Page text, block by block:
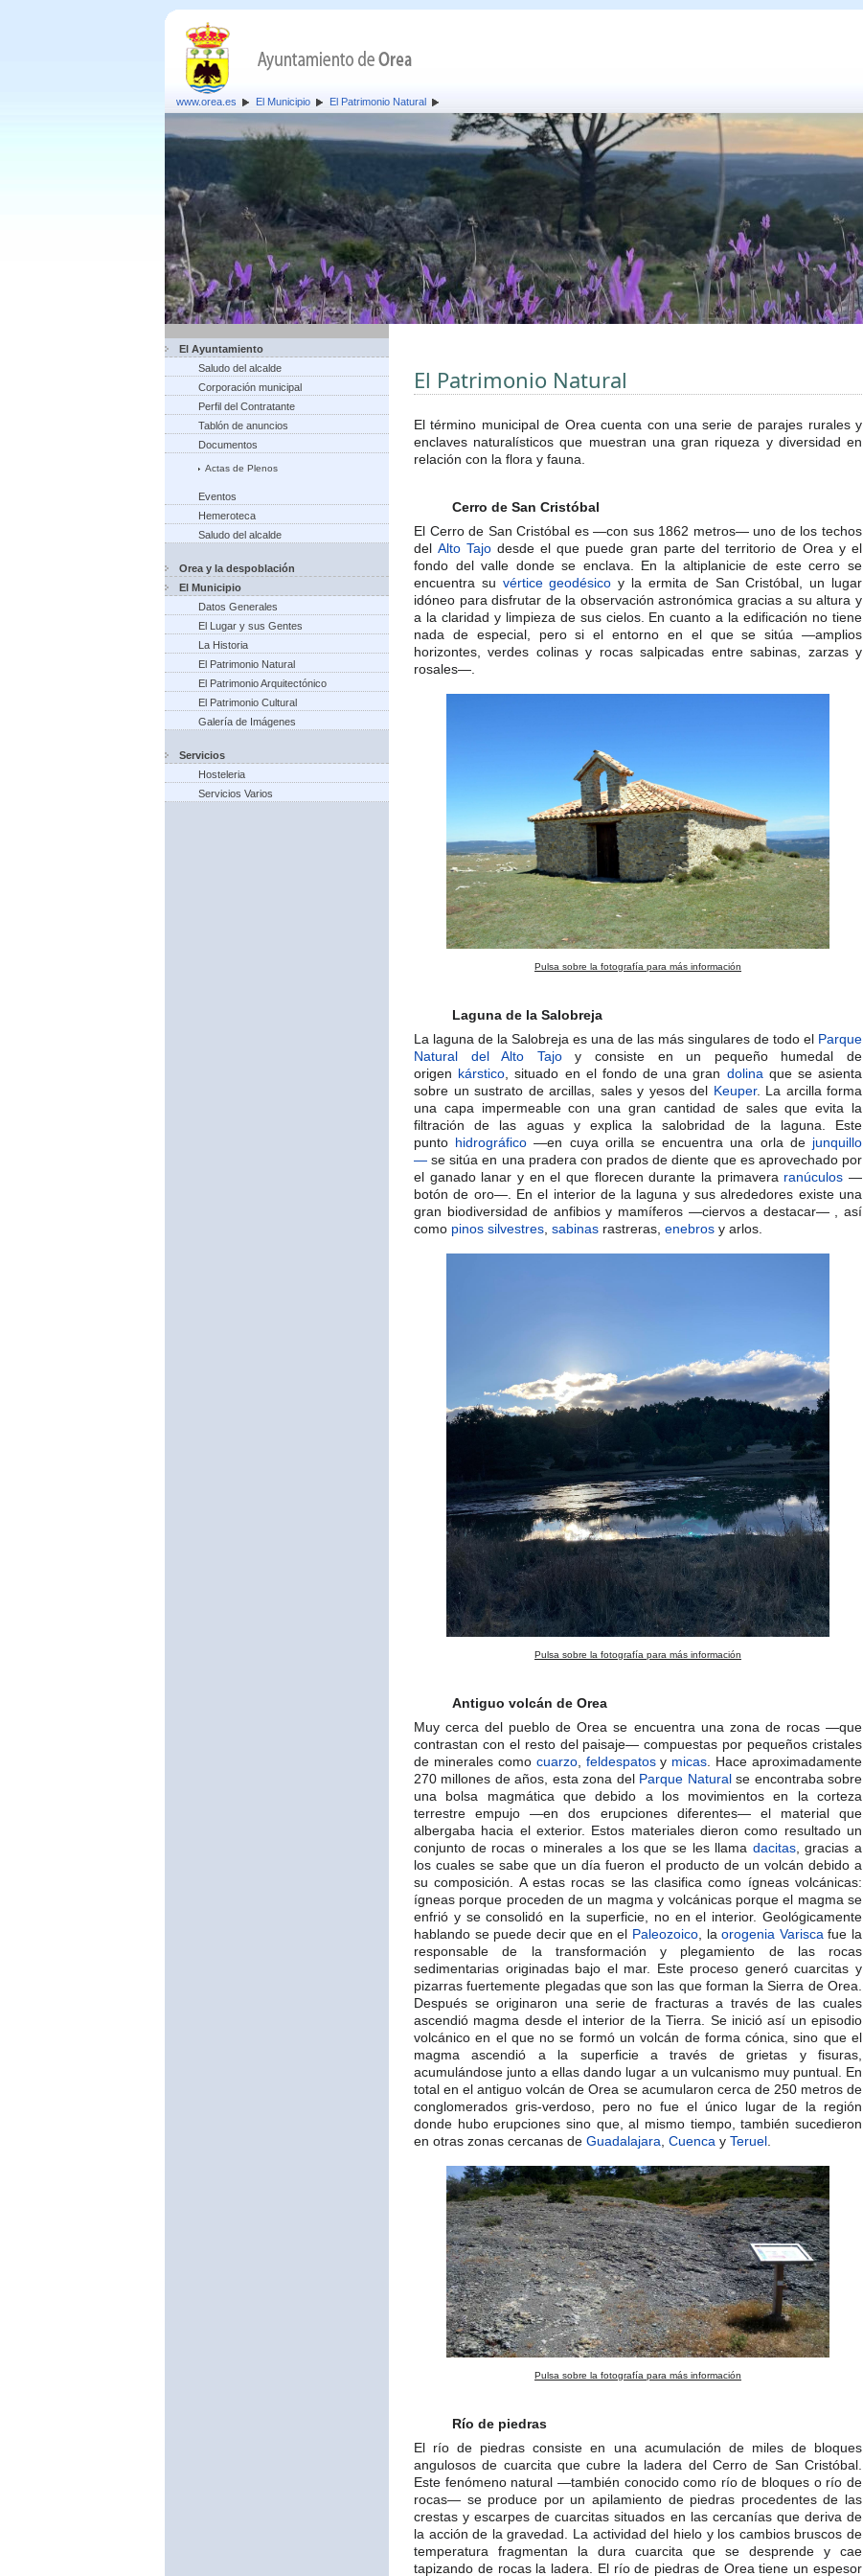
www.orea.es El Municipio El Patrimonio Natural
El Ayuntamiento
Saludo del alcalde
Corporación municipal
Perfil del Contratante
Tablón de anuncios
Documentos
Actas de Plenos
Eventos
Hemeroteca
Saludo del alcalde
Orea y la despoblación
El Municipio
Datos Generales
El Lugar y sus Gentes
La Historia
El Patrimonio Natural
El Patrimonio Arquitectónico
El Patrimonio Cultural
Galería de Imágenes
Servicios
Hosteleria
Servicios Varios
El Patrimonio Natural
El término municipal de Orea cuenta con una serie de parajes rurales y
enclaves naturalísticos que muestran una gran riqueza y diversidad en
relación con la flora y fauna.
Cerro de San Cristóbal
El Cerro de San Cristóbal es —con sus 1862 metros— uno de los techos
delAlto Tajo desde el que puede gran parte del territorio de Orea y el
fondo del valle donde se enclava. En la altiplanicie de este cerro se
encuentra su vértice geodésico y la ermita de San Cristóbal, un lugar
idóneo para disfrutar de la observación astronómica gracias a su altura y
a la claridad y limpieza de sus cielos. En cuanto a la edificación no tiene
nada de especial, pero si el entorno en el que se sitúa —amplios
horizontes, verdes colinas y rocas salpicadas entre sabinas, zarzas y
rosales—.
Pulsa sobre la fotografía para más información
Laguna de la Salobreja
La laguna de la Salobreja es una de las más singulares de todo el Parque
Natural del Alto Tajoy consiste en un pequeño humedal de
origen kárstico , situado en el fondo de una gran dolina que se asienta
sobre un sustrato de arcillas, sales y yesos del Keuper. La arcilla forma
una capa impermeable con una gran cantidad de sales que evita la
filtración de las aguas y explica la salobridad de la laguna. Este
punto hidrográfico —en cuya orilla se encuentra una orla de junquillo
— se sitúa en una pradera con prados de diente que es aprovechado por
el ganado lanar y en el que florecen durante la primavera ranúculos —
botón de oro—. En el interior de la laguna y sus alrededores existe una
gran biodiversidad de anfibios y mamíferos —ciervos a destacar— , así
como pinos silvestres sabinas rastreras, enebros y arlos.
Pulsa sobre la fotografía para más información
Antiguo volcán de Orea
Muy cerca del pueblo de Orea se encuentra una zona de rocas —que
contrastan con el resto del paisaje— compuestas por pequeños cristales
de minerales como cuarzo, feldespatosy micas . Hace aproximadamente
270 millones de años, esta zona del Parque Naturalse encontraba sobre
una bolsa magmática que debido a los movimientos en la corteza
terrestre empujo —en dos erupciones diferentes— el material que
albergaba hacia el exterior. Estos materiales dieron como resultado un
conjunto de rocas o minerales a los que se les llama dacitas, gracias a
los cuales se sabe que un día fueron el producto de un volcán debido a
su composición. A estas rocas se las clasifica como ígneas volcánicas:
ígneas porque proceden de un magma y volcánicas porque el magma se
enfrió y se consolidó en la superficie, no en el interior. Geológicamente
hablando se puede decir que en el Paleozoico , laorogenia Varisca fue la
responsable de la transformación y plegamiento de las rocas
sedimentarias originadas bajo el mar. Este proceso generó cuarcitas y
pizarras fuertemente plegadas que son las que forman la Sierra de Orea.
Después se originaron una serie de fracturas a través de las cuales
ascendió magma desde el interior de la Tierra. Se inició así un episodio
volcánico en el que no se formó un volcán de forma cónica, sino que el
magma ascendió a la superficie a través de grietas y fisuras,
acumulándose junto a ellas dando lugar a un vulcanismo muy puntual. En
total en el antiguo volcán de Orea se acumularon cerca de 250 metros de
conglomerados gris-verdoso, pero no fue el único lugar de la región
donde hubo erupciones sino que, al mismo tiempo, también sucedieron
en otras zonas cercanas de Guadalajara Cuenca y Teruel
Pulsa sobre la fotografía para más información
Río de piedras
El río de piedras consiste en una acumulación de miles de bloques
angulosos de cuarcita que cubre la ladera del Cerro de San Cristóbal.
Este fenómeno natural —también conocido como río de bloques o río de
rocas— se produce por un apilamiento de piedras procedentes de las
crestas y escarpes de cuarcitas situados en las cercanías que deriva de
la acción de la gravedad. La actividad del hielo y los cambios bruscos de
temperatura fragmentan la dura cuarcita que se desprende y cae
tapizando de rocas la ladera. El río de piedras de Orea tiene un espesor